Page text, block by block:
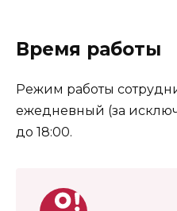
Время работы
Режим работы
ежедневный (за
до 18:00.